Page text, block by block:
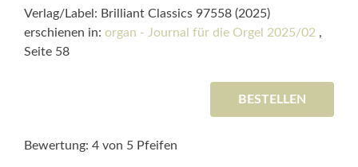
Verlag/Label: Brilliant Classics 97558 (2025)
erschienen in: organ - Journal für die Orgel 2025/02 ,
Seite 58
BESTELLEN
Bewertung: 4 von 5 Pfeifen